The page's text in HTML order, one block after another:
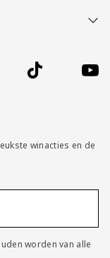
TikTok
winacties en de
worden van alle